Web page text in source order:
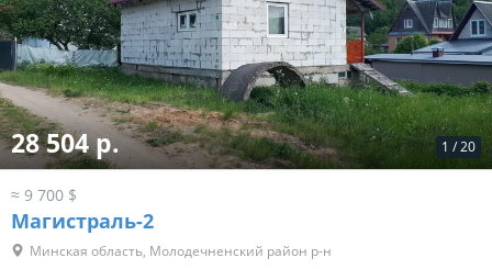
1 /20
28 504 р.
≈ 9 700 $
Магистраль-2
Минская область, Молодечненский район р-н